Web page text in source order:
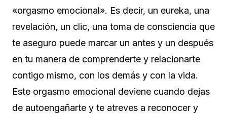
«orgasmo emocional». Es decir, un eureka, una
revelación, un clic, una toma de consciencia que
te aseguro puede marcar un antes y un después
en tu manera de comprenderte y relacionarte
contigo mismo, con los demás y con la vida.
Este orgasmo emocional deviene cuando dejas
de autoengañarte y te atreves a reconocer y